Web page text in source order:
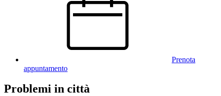
Prenota
appuntamento
Problemi in città